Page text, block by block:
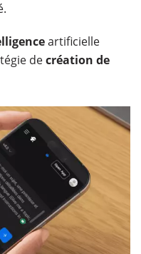
artificielle
decréation de